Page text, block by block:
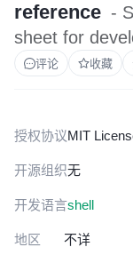
reference -
sheet for
评论 收藏
授权协议MIT
开源组织无
开发语言shell
地区 不详